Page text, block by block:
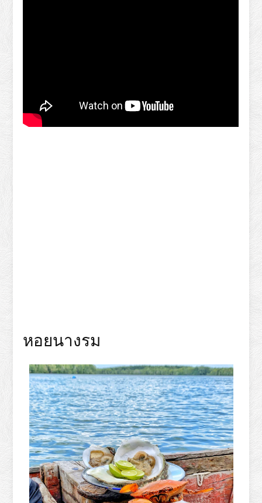
หอยนางรม